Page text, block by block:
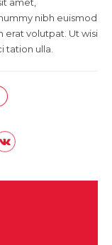
nibh euismod
volutpat. Ut wisi
tation ulla.